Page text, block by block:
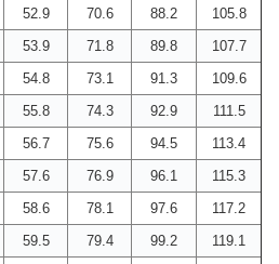
52.9 70.6 88.2
105.8
53.9 71.8 89.8
107.7
54.8 73.1 91.3
109.6
55.8 74.3 92.9
111.5
56.7 75.6 94.5
113.4
57.6 76.9 96.1
115.3
58.6 78.1 97.6
117.2
59.5 79.4 99.2
119.1